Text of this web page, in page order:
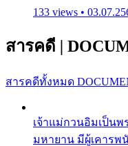
133 views •
สารคดี |
สารคดีทั้งหมด
เจ้าแม่กวนอิมเป็น
มหายาน มีผู้เคารพ